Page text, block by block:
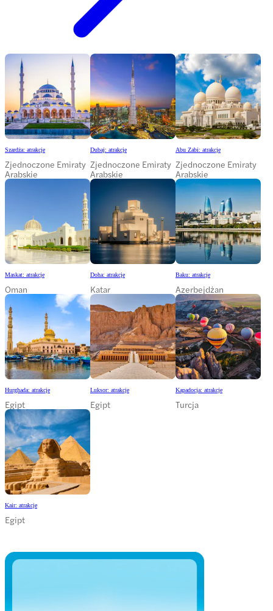
Szardża: atrakcje
Zjednoczone Emiraty
Arabskie
Dubaj: atrakcje
Zjednoczone Emiraty
Arabskie
Abu Zabi: atrakcje
Zjednoczone Emiraty
Arabskie
Maskat: atrakcje
Oman
Doha: atrakcje
Katar
Baku: atrakcje
Azerbejdżan
Hurghada: atrakcje
Egipt
Luksor: atrakcje
Egipt
Kapadocja: atrakcje
Turcja
Kair: atrakcje
Egipt